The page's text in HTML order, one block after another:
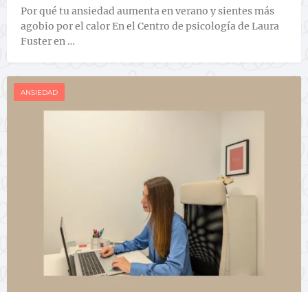
Por qué tu ansiedad aumenta en verano y sientes más
agobio por el calor En el Centro de psicología de Laura
Fuster en …
ANSIEDAD